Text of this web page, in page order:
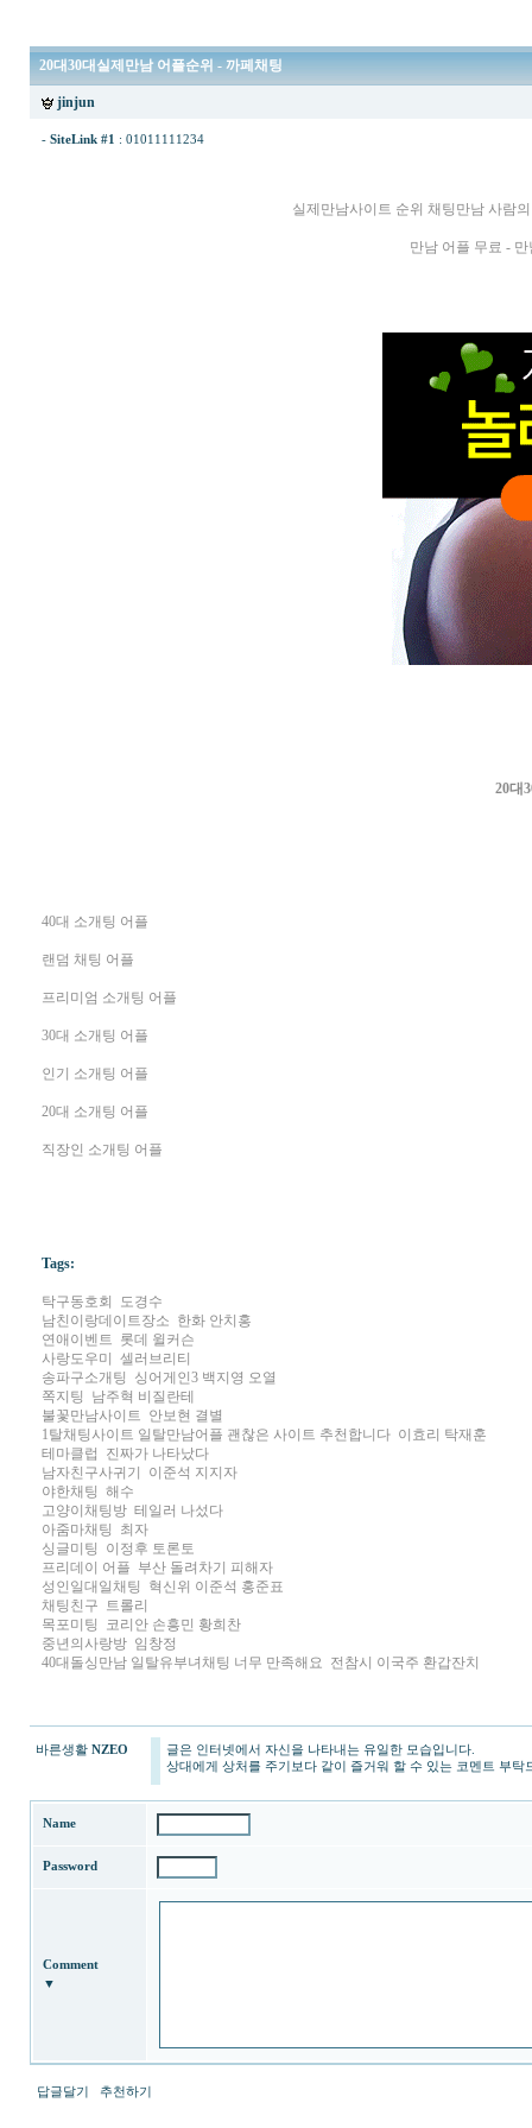
20대30대실제만남 어플순위 - 까­페­채­팅
jinjun
- SiteLink #1 : 01011111234
실제만남사이트 순위 채팅만남 사람
만남 어플 무료 - 만
20대
40대 소개팅 어플
랜덤 채팅 어플
프리미엄 소개팅 어플
30대 소개팅 어플
인기 소개팅 어플
20대 소개팅 어플
직장인 소개팅 어플
Tags:
탁­구­동­호­회
도경수
남­친­이­랑­데­이­트­장­소 한화 안치홍
연­애­이­벤­트 롯데 윌커슨
사­랑­도­우­미
셀러브리티
송­파­구­소­개­팅
싱어게인3 백지영 오열
쪽­지­팅
남주혁 비질란테
불꽃만남사이트 안보현 결별
1탈채팅사이트 일탈만남어플 괜찮은 사이트 추천합니다 이효리 탁재훈
테­마­클­럽
진짜가 나타났다
남자친구사귀기
이준석 지지자
야­한­채­팅 해수
고­양­이­채­팅­방 테일러 나섰다
아줌마채팅
최자
싱글미팅
이정후 토론토
프리데이 어플 부산 돌려차기 피해자
성­인­일­대­일­채­팅
혁신위 이준석 홍준표
채팅친구 트롤리
목­포­미­팅
코리안 손흥민 황희찬
중­년­의­사­랑­방 임창정
40대돌싱만남 일탈유부녀채팅 너무 만족해요 전참시 이국주 환갑잔치
바른생활 NZEO
글은 인터넷에서 자신을 나타내는 유일한 모습입니다.
상대에게 상처를 주기보다 같이 즐거워 할 수 있는 코멘트 부탁
Name
Password
Comment
▼
답글달기 추천하기